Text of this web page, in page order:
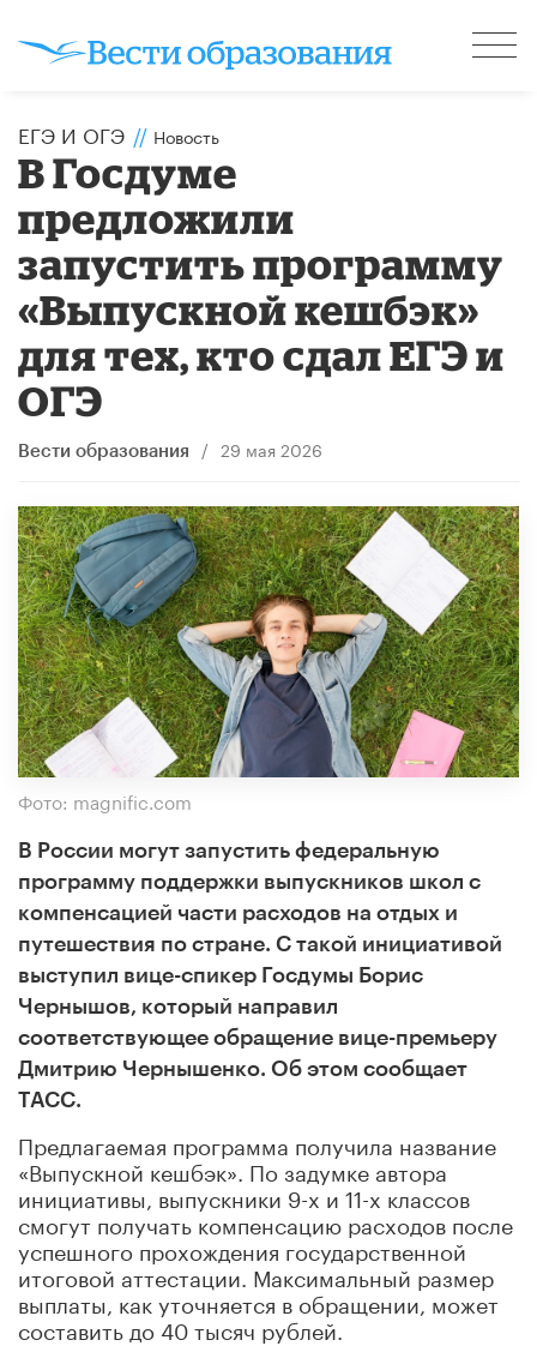
ЕГЭ И ОГЭ // Новость
В Госдуме
предложили
запустить программу
«Выпускной кешбэк»
для тех, кто сдал ЕГЭ и
ОГЭ
Вести образования / 29 мая 2026
Фото: magnific.com
В России могут запустить федеральную
программу поддержки выпускников школ с
компенсацией части расходов на отдых и
путешествия по стране. С такой инициативой
выступил вице-спикер Госдумы Борис
Чернышов, который направил
соответствующее обращение вице-премьеру
Дмитрию Чернышенко. Об этом сообщает
ТАСС.
Предлагаемая программа получила название
«Выпускной кешбэк». По задумке автора
инициативы, выпускники 9-х и 11-х классов
смогут получать компенсацию расходов после
успешного прохождения государственной
итоговой аттестации. Максимальный размер
выплаты, как уточняется в обращении, может
составить до 40 тысяч рублей.